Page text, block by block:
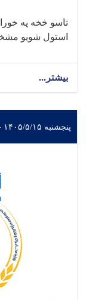
تاسو څخه په خورا
استول شویو
بیشتر...
پنجشنبه ۱۴۰۵/۵/۱۵ - ۹:۱۶